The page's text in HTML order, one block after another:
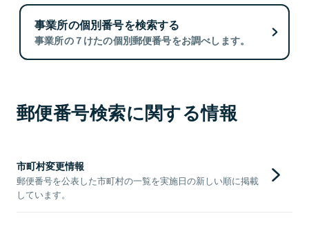
事業所の個別番号を検索する
事業所の７けたの個別郵便番号をお調べします。
郵便番号検索に関する情報
市町村変更情報
郵便番号を公表した市町村の一覧を実施日の新しい順に掲載
しています。